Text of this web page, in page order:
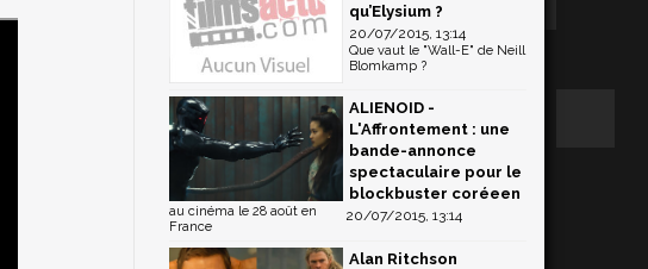
qu’Elysium ?
20/07/2015, 13:14
Que vaut le "Wall-E" de Neill
Blomkamp ?
ALIENOID -
L'Affrontement : une
bande-annonce
spectaculaire pour le
blockbuster coréeen
20/07/2015, 13:14
au cinéma le 28 août en
France
Alan Ritchson